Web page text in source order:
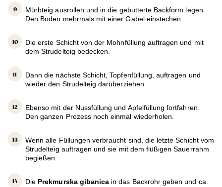
Mürbteig ausrollen und in die gebutterte Backform legen.
Den Boden mehrmals mit einer Gabel einstechen.
Die erste Schicht von der Mohnfüllung auftragen und mit
dem Strudelteig bedecken.
Dann die nächste Schicht, Topfenfüllung, auftragen und
wieder den Strudelteig darüberziehen.
Ebenso mit der Nussfüllung und Apfelfüllung fortfahren.
Den ganzen Prozess noch einmal wiederholen.
Wenn alle Füllungen verbraucht sind, die letzte Schicht vom
Strudelteig auftragen und sie mit dem flüßigen Sauerrahm
begießen.
Die Prekmurska gibanica in das Backrohr geben und ca.